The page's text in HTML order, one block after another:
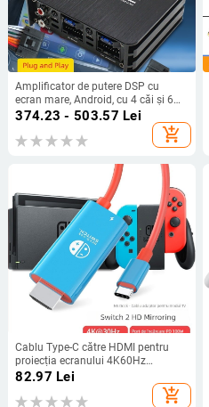
Amplificator de putere DSP cu
ecran mare, Android, cu 4 căi și 6
căi, fără pierderi, pentru modificarea
audio auto, en-gros, plug and play
374.23 - 503.57 Lei
add_shopping_cart
Cablu Type-C către HDMI pentru
proiecția ecranului 4K60Hz
Nintendo Switch 2 Gen, 2 m
82.97 Lei
add_shopping_cart